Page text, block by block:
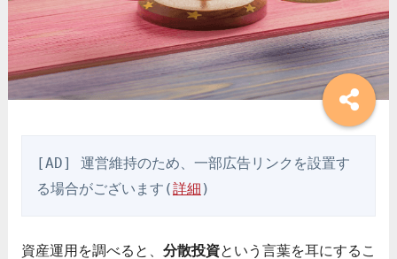
[AD] 運営維持のため、一部広告リンクを設置す
る場合がございます(詳細 )
資産運用を調べると、 分散投資という言葉を耳にするこ